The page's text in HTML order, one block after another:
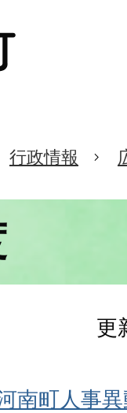
行政情報
更
南町人事